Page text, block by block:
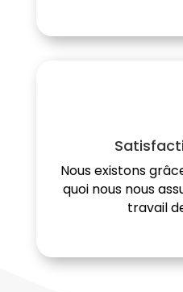
Nous existons
quoi nous nous
travail